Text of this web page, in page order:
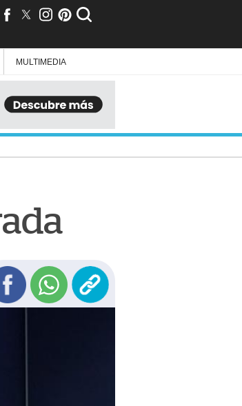
MULTIMEDIA